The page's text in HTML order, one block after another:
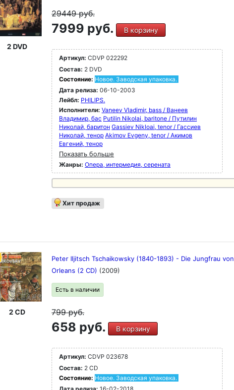
2 DVD
29449руб.
7999 руб. В корзину
Артикул: CDVP 022292
Состав: 2 DVD
Состояние: Новое. Заводская упаковка.
Дата релиза: 06-10-2003
Лейбл: PHILIPS.
Исполнители: Vaneev Vladimir, bass / Ванеев
Владимир, бас Putilin Nikolai, baritone / Путилин
Николай, баритон Gassiev Nikloai, tenor / Гассиев
Николай, тенор Akimov Evgeny, tenor / Акимов
Евгений, тенор
Показать больше
Жанры: Опера, интермедия, серената
Хит продаж
2 CD
Peter Iljitsch Tschaikowsky (1840-1893) - Die Jungfrau von
Orleans (2 CD) (2009)
Есть в наличии
799руб.
658 руб. В корзину
Артикул: CDVP 023678
Состав: 2 CD
Состояние: Новое. Заводская упаковка.